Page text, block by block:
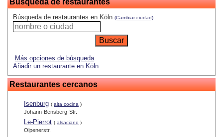
Búsqueda de restaurantes
Búsqueda de restaurantes en Köln (Cambiar ciudad)
Más opciones de búsqueda
Añadir un restaurante en Köln
Restaurantes cercanos
Isenburg ( alta cocina )
Johann-Bensberg-Str.
Le-Pierrot ( alsaciano )
Olpenerstr.